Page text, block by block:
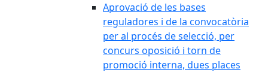
Aprovació de les bases
reguladores i de la convocatòria
per al procés de selecció, per
concurs oposició i torn de
promoció interna, dues places